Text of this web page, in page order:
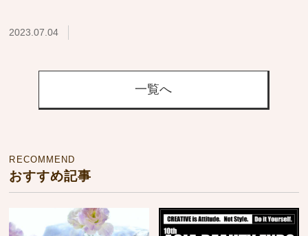
2023.07.04
一覧へ
RECOMMEND
おすすめ記事